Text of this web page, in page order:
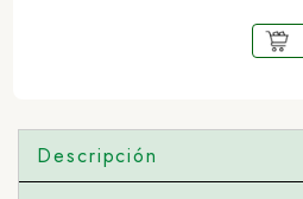
Descripción